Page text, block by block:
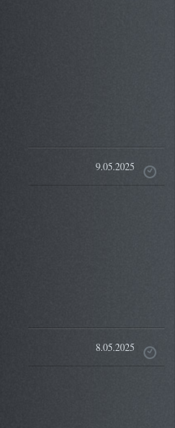
9.05.2025
8.05.2025